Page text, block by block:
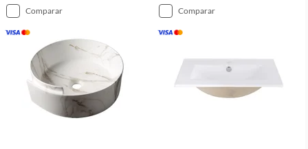
comparar comparar